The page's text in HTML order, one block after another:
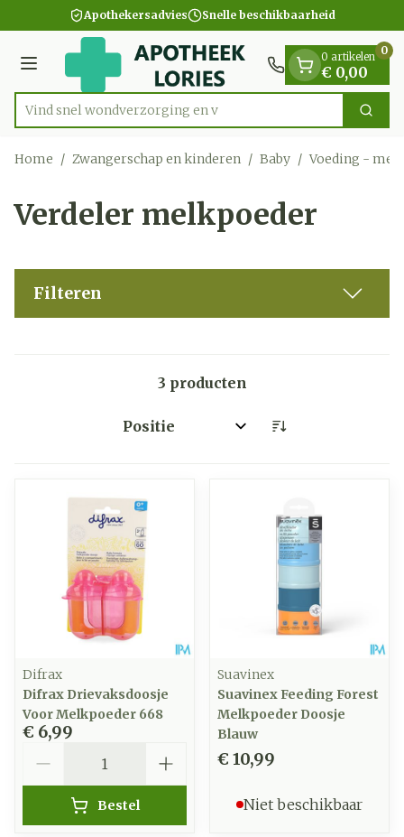
Ga naar de inhoudApothekersadvies Snelle beschikbaarheid
Menu
Product, merk, categorie...
Vind snel wondverzorgin Zoek
0 artikelen
€ 0,00
0
Home / Zwangerschap en kinderen / Baby / Voeding -
Verdeler melkpoeder
Filteren
3 producten
Sorteer op:
Difrax
Difrax Drievaksdoosje
Voor Melkpoeder 668
€ 6,99
Bestel
Suavinex
Suavinex Feeding Forest
Melkpoeder Doosje
Blauw
€ 10,99
Niet beschikbaar